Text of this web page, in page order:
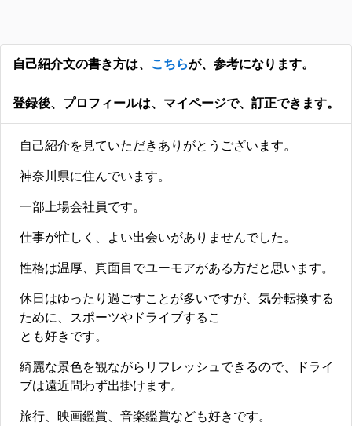
自己紹介文の書き方は、 こちらが、参考になります。
登録後、プロフィールは、マイページで、訂正できます。
自己紹介を見ていただきありがとうございます。
神奈川県に住んでいます。
一部上場会社員です。
仕事が忙しく、よい出会いがありませんでした。
性格は温厚、真面目でユーモアがある方だと思います。
休日はゆったり過ごすことが多いですが、気分転換する
ために、スポーツやドライブするこ
とも好きです。
綺麗な景色を観ながらリフレッシュできるので、ドライ
ブは遠近問わず出掛けます。
旅行、映画鑑賞、音楽鑑賞なども好きです。